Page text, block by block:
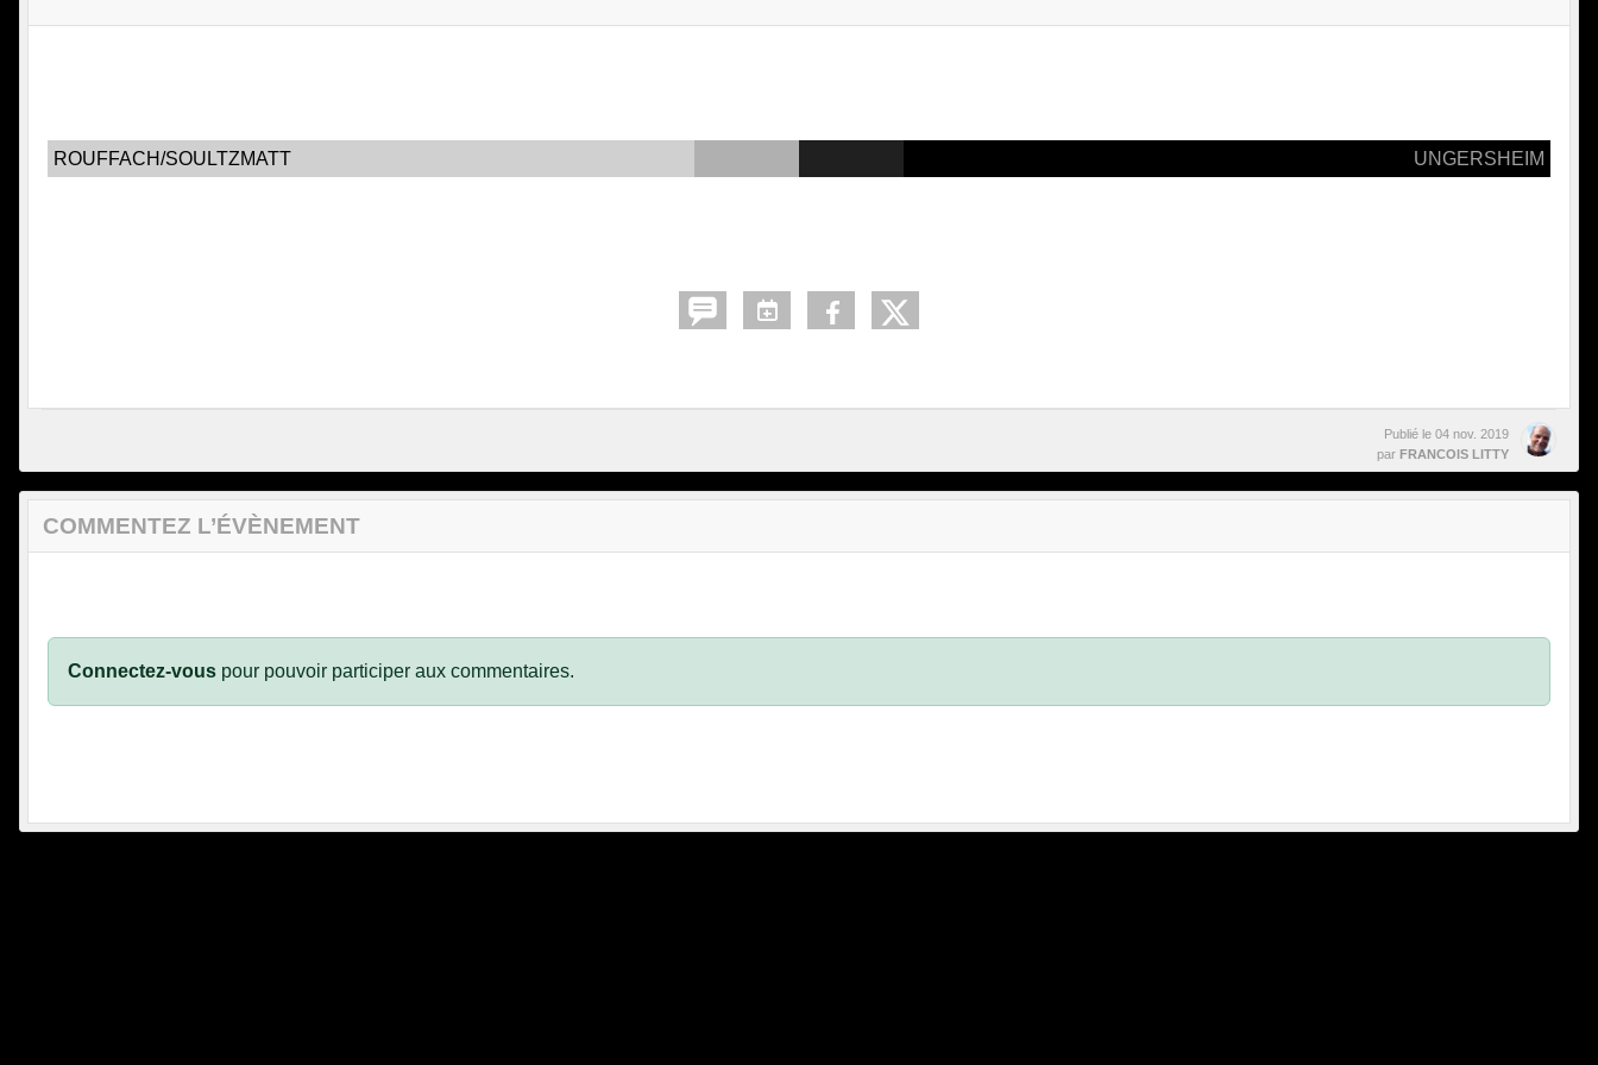
ROUFFACH/SOULTZMATT UNGERSHEIM
Publié le 04 nov. 2019
par FRANCOIS LITTY
COMMENTEZ L’ÉVÈNEMENT
Connectez-vous pour pouvoir participer aux commentaires.